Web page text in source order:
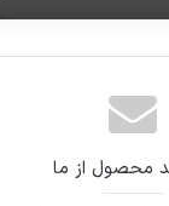
محصول از ما